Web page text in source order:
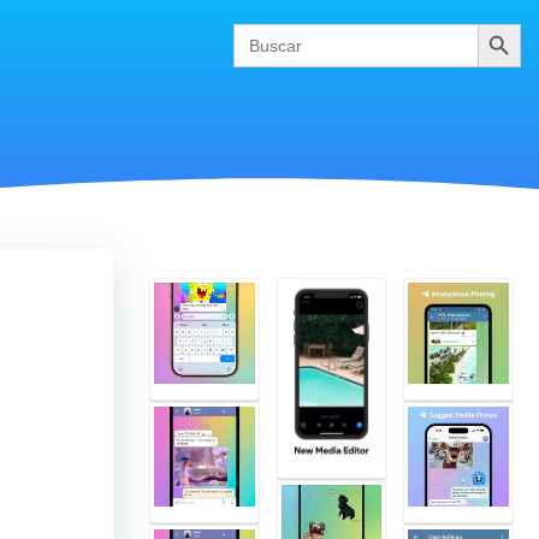
Search
for:
Buscar